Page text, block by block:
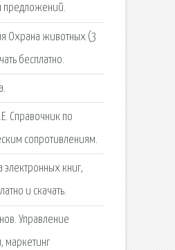
предложений.
Охрана животных (3
бесплатно.
Справочник по
сопротивлениям.
электронных книг,
и скачать.
Управление
маркетинг